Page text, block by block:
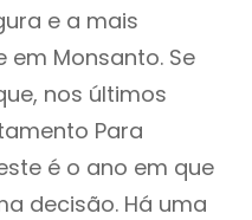
e a mais
Monsanto. Se
nos últimos
Para
é o ano em que
decisão. Há uma